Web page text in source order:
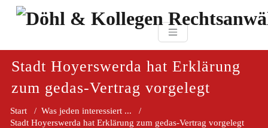
Zum
Döhl & Kollegen
Stadt Hoyerswerda hat Erklärung
zum gedas-Vertrag vorgelegt
Start / Was jeden interessiert ... /
Stadt Hoyerswerda hat Erklärung zum gedas-Vertrag vorgelegt